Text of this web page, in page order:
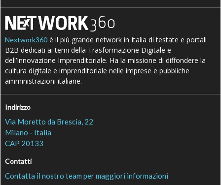
Nextwork360 è il più grande network in Italia di testate e portali
B2B dedicati ai temi della Trasformazione Digitale e
dell’Innovazione Imprenditoriale. Ha la missione di diffondere la
cultura digitale e imprenditoriale nelle imprese e pubbliche
amministrazioni italiane.
Indirizzo
Via Moretto da Brescia, 22
Milano - Italia
CAP 20133
Contatti
Contatta il nostro team per maggiori informazioni